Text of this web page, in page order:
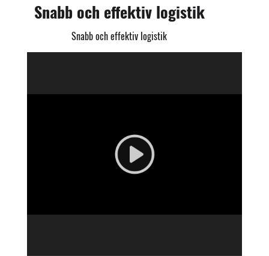
Snabb och effektiv logistik
Snabb och effektiv logistik